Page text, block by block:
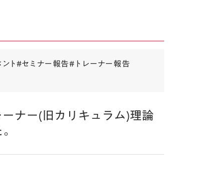
ト#セミナー報告#トレーナー報告
ナー(旧カリキュラム)理論